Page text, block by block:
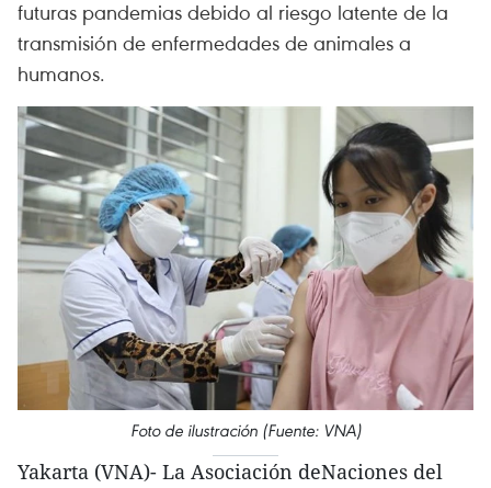
futuras pandemias debido al riesgo latente de la
transmisión de enfermedades de animales a
humanos.
Foto de ilustración (Fuente: VNA)
Yakarta (VNA)- La Asociación deNaciones del